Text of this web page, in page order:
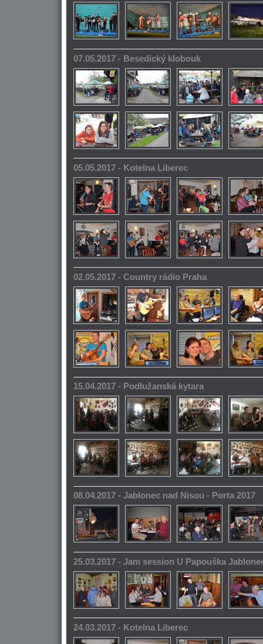
07.05.2017 - Besedický klobouk
05.05.2017 - Kotelna Liberec
02.05.2017 - Country rádio Praha
15.04.2017 - Podlužanská kytara
08.04.2017 - Jablonec nad Nisou - Porta 2017
25.03.2017 - Jam session U Papouška
24.03.2017 - Kotelna Liberec